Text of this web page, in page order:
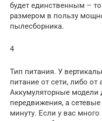
будет единственным –
размером в пользу
пылесборника.
4
Тип питания. У
питание от сети, либо от
Аккумуляторные
передвижения, а
минуту. Если у вас